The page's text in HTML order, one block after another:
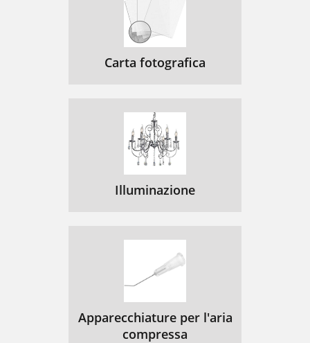
Carta fotografica
Illuminazione
Apparecchiature per l'aria
compressa